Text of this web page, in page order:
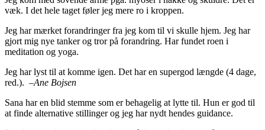
væk. I det hele taget føler jeg mere ro i kroppen.
Jeg har mærket forandringer fra jeg kom til vi skulle hjem. Jeg har
gjort mig nye tanker og tror på forandring. Har fundet roen i
meditation og yoga.
Jeg har lyst til at komme igen. Det har en supergod længde (4 dage,
red.). –Ane Bojsen
Sana har en blid stemme som er behagelig at lytte til. Hun er god til
at finde alternative stillinger og jeg har nydt hendes guidance.